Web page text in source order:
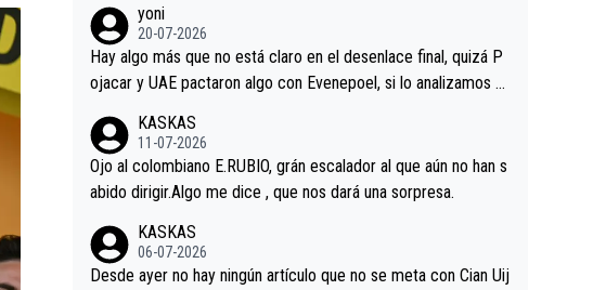
rd permaneció pegado a su rueda. Parecía increíble la forma
en la que era capaz de controlar el miedo", recordó."
yoni
20-07-2026
Hay algo más que no está claro en el desenlace final, quizá P
ojacar y UAE pactaron algo con Evenepoel, si lo analizamos P
casi sin pedalear, luego está el saludo con Evenepoel dándose
la mano de una manera muy fraternal, más allá de los típicos t
oques en el hombro con que saludaba a Vingegard. Ahí hubo u
o aprieta, a ver si por querer poner a Del Toro con calzador e
n posición de podio UAE y Pojacar se van complicar el tour.
KASKAS
11-07-2026
Ojo al colombiano E.RUBIO, grán escalador al que aún no han s
abido dirigir.Algo me dice , que nos dará una sorpresa.
KASKAS
06-07-2026
Desde ayer no hay ningún artículo que no se meta con Cian Uij